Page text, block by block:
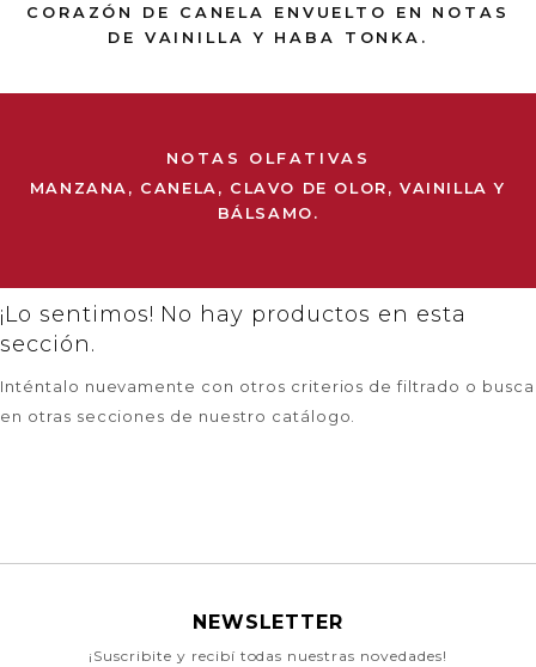
CORAZÓN DE CANELA ENVUELTO EN NOTAS
DE VAINILLA Y HABA TONKA.
NOTAS OLFATIVAS
MANZANA, CANELA, CLAVO DE OLOR, VAINILLA Y
BÁLSAMO.
¡Lo sentimos! No hay productos en esta
sección.
Inténtalo nuevamente con otros criterios de filtrado o busca
en otras secciones de nuestro catálogo.
NEWSLETTER
¡Suscribite y recibí todas nuestras novedades!